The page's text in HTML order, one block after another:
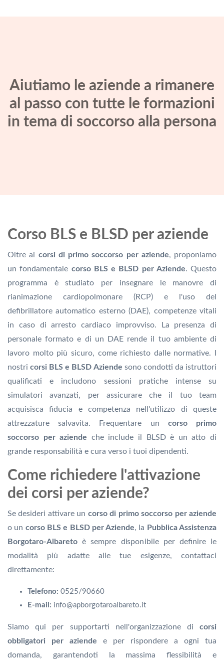
Aiutiamo le aziende a rimanere
al passo con tutte le formazioni
in tema di soccorso alla persona
Corso BLS e BLSD per aziende
Oltre ai corsi di primo soccorso per aziende, proponiamo
un fondamentale corso BLS e BLSD per Aziende. Questo
programma è studiato per insegnare le manovre di
rianimazione cardiopolmonare (RCP) e l'uso del
defibrillatore automatico esterno (DAE), competenze vitali
in caso di arresto cardiaco improvviso. La presenza di
personale formato e di un DAE rende il tuo ambiente di
lavoro molto più sicuro, come richiesto dalle normative. I
nostricorsi BLS e BLSD Aziende sono condotti da istruttori
qualificati e includono sessioni pratiche intense su
simulatori avanzati, per assicurare che il tuo team
acquisisca fiducia e competenza nell'utilizzo di queste
attrezzature salvavita. Frequentare un corso primo
soccorso per aziende che include il BLSD è un atto di
grande responsabilità e cura verso i tuoi dipendenti.
Come richiedere l'attivazione
dei corsi per aziende?
Se desideri attivare un corso di primo soccorso per aziende
o un corso BLS e BLSD per Aziende, la Pubblica Assistenza
Borgotaro-Albareto è sempre disponibile per definire le
modalità più adatte alle tue esigenze, contattaci
direttamente:
Telefono: 0525/90660
E-mail: info@apborgotaroalbareto.it
Siamo qui per supportarti nell'organizzazione di corsi
obbligatori per aziende e per rispondere a ogni tua
domanda, garantendoti la massima flessibilità e